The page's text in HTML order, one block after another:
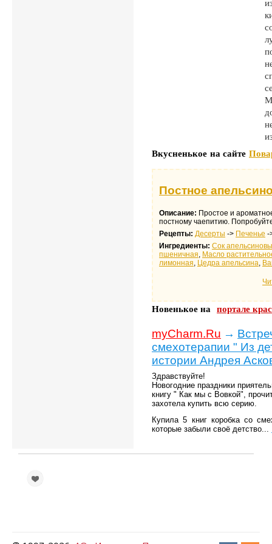
Вкусненькое на сайте
Постное
Описание: Простое и
постному чаепитию.
Рецепты: Десерты -> Печенье -
Ингредиенты: Сок
пшеничная, Масло
лимонная, Цедра апельсина,
Новенькое на портале
myCharm.Ru →
смехотерапии " Из
истории Андрея
Здравствуйте!
Новогодние праздники
книгу " Как мы с Вовкой",
захотела купить всю серию.
Купила 5 книг коробка со
которые забыли своё детство...